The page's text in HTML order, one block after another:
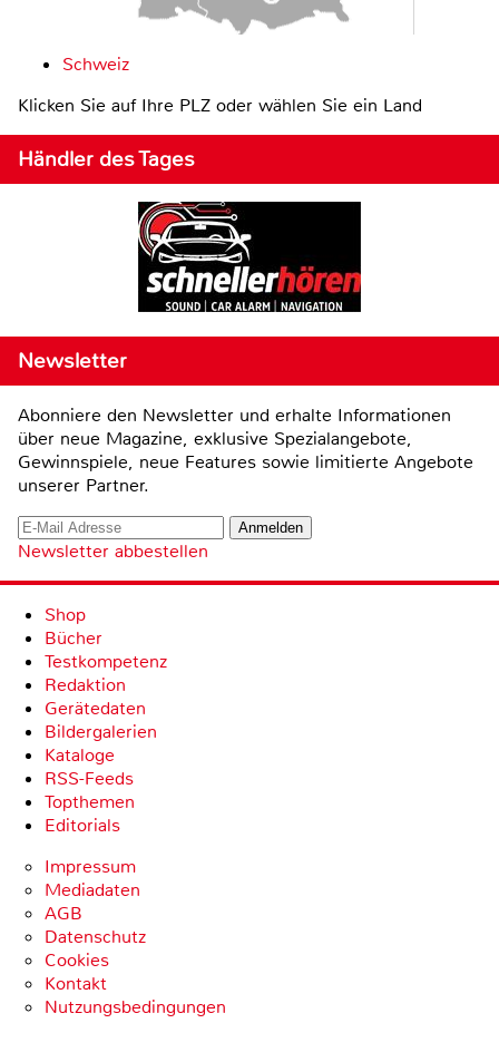
Schweiz
Klicken Sie auf Ihre PLZ oder wählen Sie ein Land
Händler des Tages
Newsletter
Abonniere den Newsletter und erhalte Informationen
über neue Magazine, exklusive Spezialangebote,
Gewinnspiele, neue Features sowie limitierte Angebote
unserer Partner.
Newsletter abbestellen
Shop
Bücher
Testkompetenz
Redaktion
Gerätedaten
Bildergalerien
Kataloge
RSS-Feeds
Topthemen
Editorials
Impressum
Mediadaten
AGB
Datenschutz
Cookies
Kontakt
Nutzungsbedingungen